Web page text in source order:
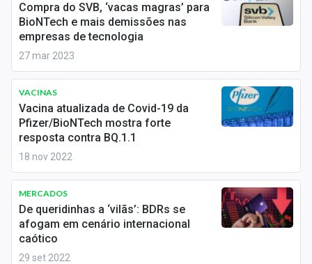
Cotações
Comprar ou vender?
Carteiras Recomendadas
Central de Fundos Imobiliários
Central dos IPOs
Renda Fixa
Finanças Pessoais
Mercados
Compra do SVB, ‘vacas magras’ para
BioNTech e mais demissões nas
empresas de tecnologia
27 mar 2023
VACINAS
Vacina atualizada de Covid-19 da
Pfizer/BioNTech mostra forte
resposta contra BQ.1.1
18 nov 2022
MERCADOS
De queridinhas a ‘vilãs’: BDRs se
afogam em cenário internacional
caótico
29 set 2022